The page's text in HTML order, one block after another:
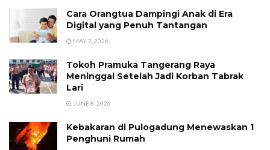
Cara Orangtua Dampingi Anak di Era
Digital yang Penuh Tantangan
MAY 2, 2026
Tokoh Pramuka Tangerang Raya
Meninggal Setelah Jadi Korban Tabrak
Lari
JUNE 8, 2026
Kebakaran di Pulogadung Menewaskan 1
Penghuni Rumah